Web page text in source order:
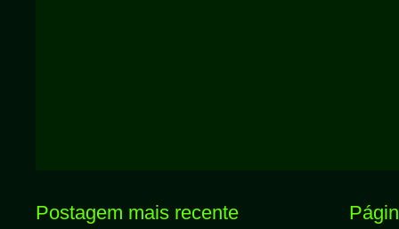
Postagem mais recente